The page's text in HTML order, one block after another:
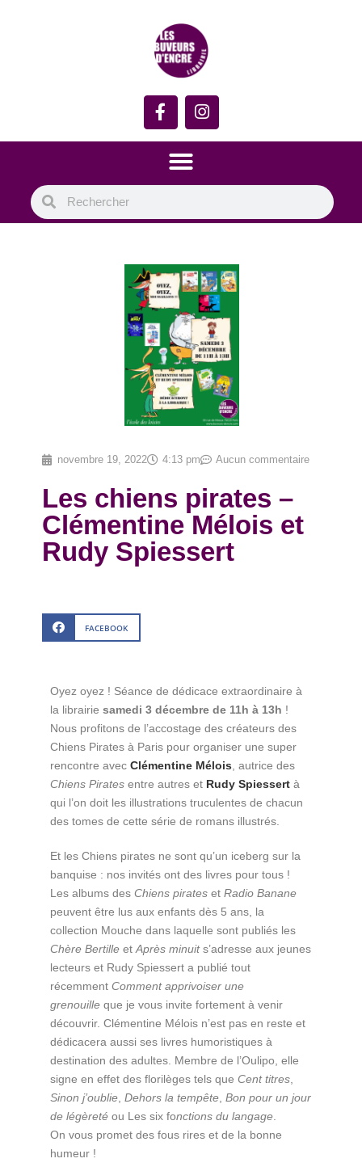
novembre 19, 2022 4:13 pm Aucun commentaire
Les chiens pirates –
Clémentine Mélois et
Rudy Spiessert
FACEBOOK
Oyez oyez ! Séance de dédicace extraordinaire à
la librairiesamedi 3 décembre de 11h à 13h !
Nous profitons de l’accostage des créateurs des
Chiens Pirates à Paris pour organiser une super
rencontre avecClémentine Mélois, autrice des
Chiens Piratesentre autres et Rudy Spiessert à
qui l’on doit les illustrations truculentes de chacun
des tomes de cette série de romans illustrés.
Et les Chiens pirates ne sont qu’un iceberg sur la
banquise : nos invités ont des livres pour tous !
Les albums desChiens pirates etRadio Banane
peuvent être lus aux enfants dès 5 ans, la
collection Mouche dans laquelle sont publiés les
Chère Bertille etAprès minuits’adresse aux jeunes
lecteurs et Rudy Spiessert a publié tout
récemmentComment apprivoiser une
grenouille que je vous invite fortement à venir
découvrir. Clémentine Mélois n’est pas en reste et
dédicacera aussi ses livres humoristiques à
destination des adultes. Membre de l’Oulipo, elle
signe en effet des florilèges tels queCent titres,
Sinon j’oublie,Dehors la tempête, Bon pour un jour
de légèreté ou Les six fonctions du langage.
On vous promet des fous rires et de la bonne
humeur !